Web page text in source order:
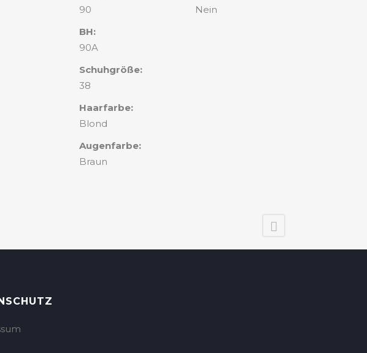
90
BH:
90A
Schuhgröße:
38
Haarfarbe:
Blond
Augenfarbe:
Braun
Nein